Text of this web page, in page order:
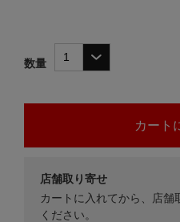
数量
店舗取り寄せ
カートに入れてから、店舗
ください。